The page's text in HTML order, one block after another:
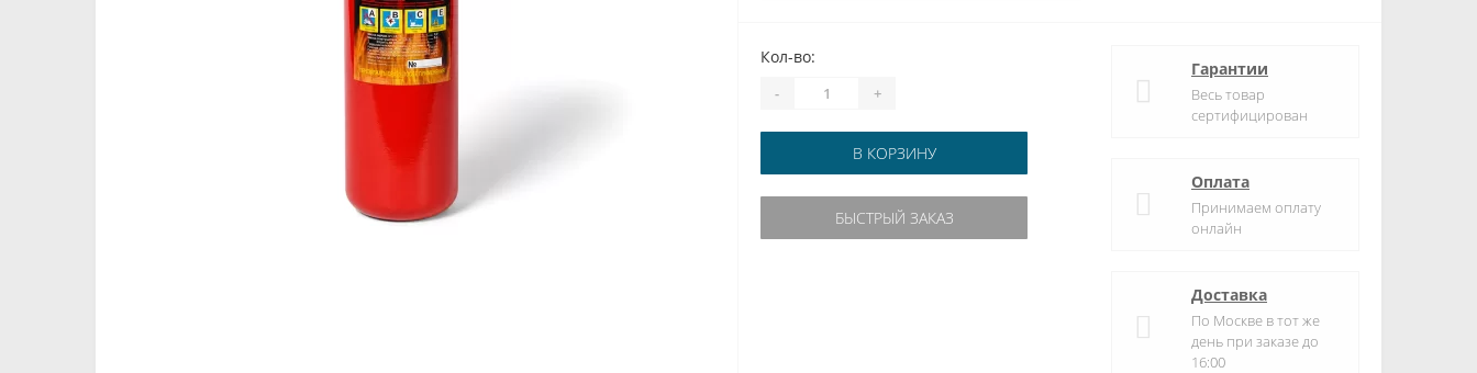
Кол-во:
- +
В КОРЗИНУ
БЫСТРЫЙ ЗАКАЗ
Гарантии
Весь товар
сертифицирован
Оплата
Принимаем оплату
онлайн
Доставка
По Москве в тот же
день при заказе до
16:00